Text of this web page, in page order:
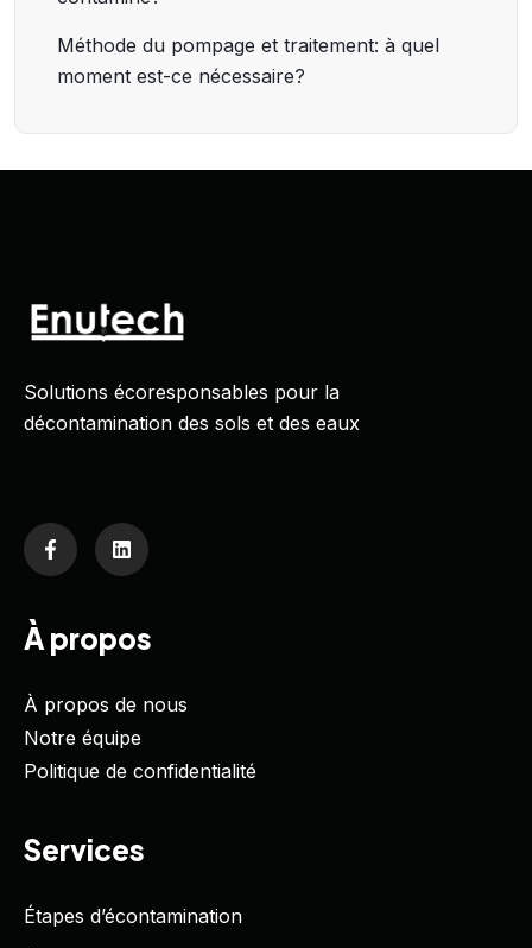
Méthode du pompage et traitement: à quel
moment est-ce nécessaire?
Solutions écoresponsables pour la
décontamination des sols et des eaux
À propos
À propos de nous
Notre équipe
Politique de confidentialité
Services
Étapes d’écontamination